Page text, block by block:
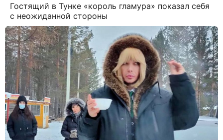
Гостящий в Тунке «король гламура» показал себя
с неожиданной стороны